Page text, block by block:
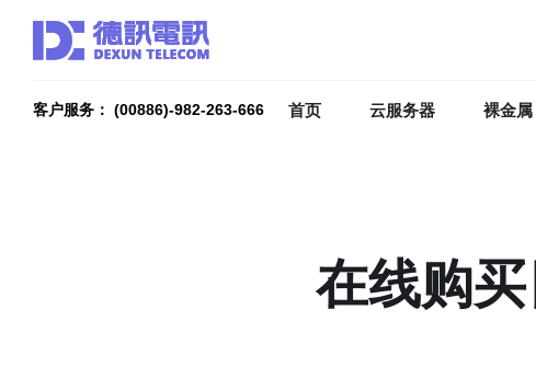
客户服务： (00886)-982-263-666 首页 云服务器 裸金属
在线购